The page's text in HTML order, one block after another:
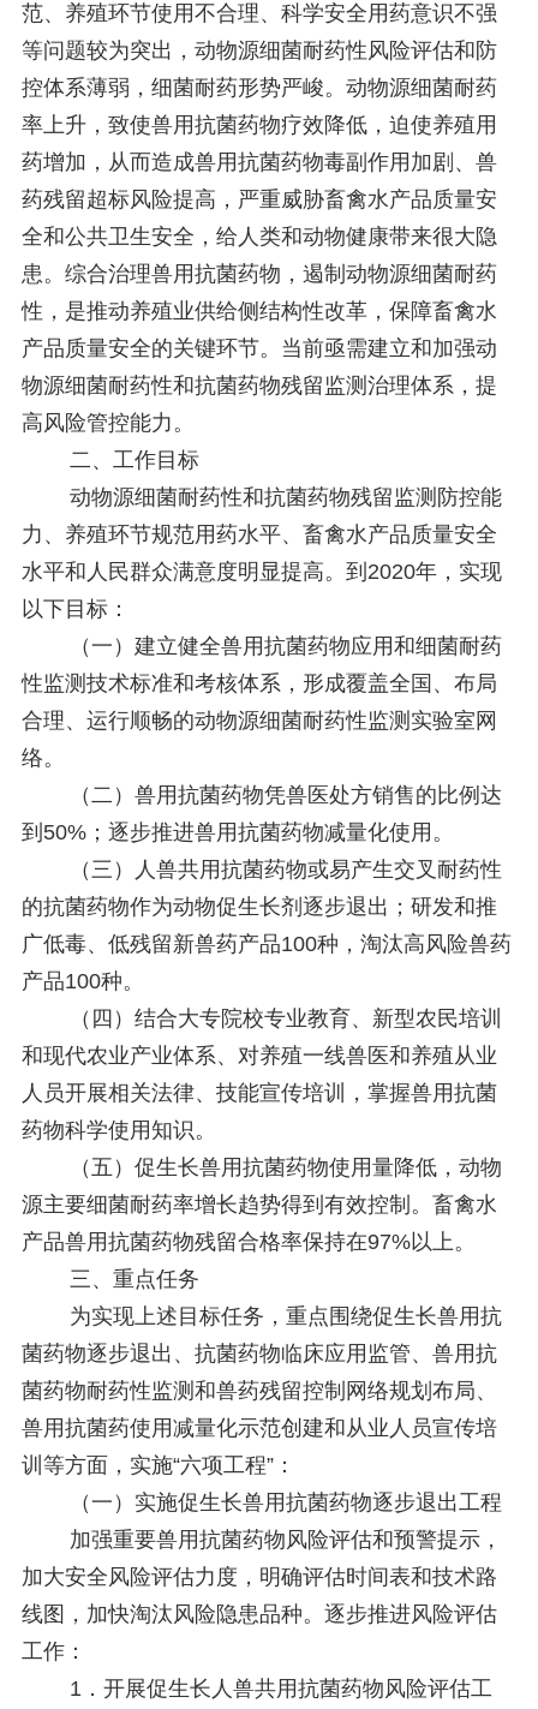
范、养殖环节使用不合理、科学安全用药意识不强
等问题较为突出，动物源细菌耐药性风险评估和防
控体系薄弱，细菌耐药形势严峻。动物源细菌耐药
率上升，致使兽用抗菌药物疗效降低，迫使养殖用
药增加，从而造成兽用抗菌药物毒副作用加剧、兽
药残留超标风险提高，严重威胁畜禽水产品质量安
全和公共卫生安全，给人类和动物健康带来很大隐
患。综合治理兽用抗菌药物，遏制动物源细菌耐药
性，是推动养殖业供给侧结构性改革，保障畜禽水
产品质量安全的关键环节。当前亟需建立和加强动
物源细菌耐药性和抗菌药物残留监测治理体系，提
高风险管控能力。
二、工作目标
动物源细菌耐药性和抗菌药物残留监测防控能
力、养殖环节规范用药水平、畜禽水产品质量安全
水平和人民群众满意度明显提高。到2020年，实现
以下目标：
（一）建立健全兽用抗菌药物应用和细菌耐药
性监测技术标准和考核体系，形成覆盖全国、布局
合理、运行顺畅的动物源细菌耐药性监测实验室网
络。
（二）兽用抗菌药物凭兽医处方销售的比例达
到50%；逐步推进兽用抗菌药物减量化使用。
（三）人兽共用抗菌药物或易产生交叉耐药性
的抗菌药物作为动物促生长剂逐步退出；研发和推
广低毒、低残留新兽药产品100种，淘汰高风险兽药
产品100种。
（四）结合大专院校专业教育、新型农民培训
和现代农业产业体系、对养殖一线兽医和养殖从业
人员开展相关法律、技能宣传培训，掌握兽用抗菌
药物科学使用知识。
（五）促生长兽用抗菌药物使用量降低，动物
源主要细菌耐药率增长趋势得到有效控制。畜禽水
产品兽用抗菌药物残留合格率保持在97%以上。
三、重点任务
为实现上述目标任务，重点围绕促生长兽用抗
菌药物逐步退出、抗菌药物临床应用监管、兽用抗
菌药物耐药性监测和兽药残留控制网络规划布局、
兽用抗菌药使用减量化示范创建和从业人员宣传培
训等方面，实施“六项工程”：
（一）实施促生长兽用抗菌药物逐步退出工程
加强重要兽用抗菌药物风险评估和预警提示，
加大安全风险评估力度，明确评估时间表和技术路
线图，加快淘汰风险隐患品种。逐步推进风险评估
工作：
1．开展促生长人兽共用抗菌药物风险评估工